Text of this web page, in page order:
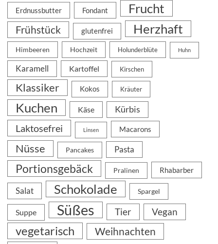
Erdnussbutter Fondant Frucht
Frühstück glutenfrei Herzhaft
Himbeeren Hochzeit Holunderblüte Huhn
Karamell Kartoffel Kirschen
Klassiker Kokos Kräuter
Kuchen Käse Kürbis
Laktosefrei Linsen Macarons
Nüsse Pancakes Pasta
Portionsgebäck Pralinen Rhabarber
Salat Schokolade Spargel
Suppe Süßes Tier Vegan
vegetarisch Weihnachten